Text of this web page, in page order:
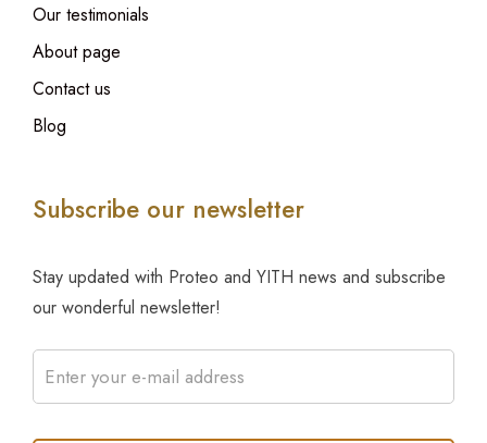
Our testimonials
About page
Contact us
Blog
Subscribe our newsletter
Stay updated with Proteo and YITH news and subscribe
our wonderful newsletter!